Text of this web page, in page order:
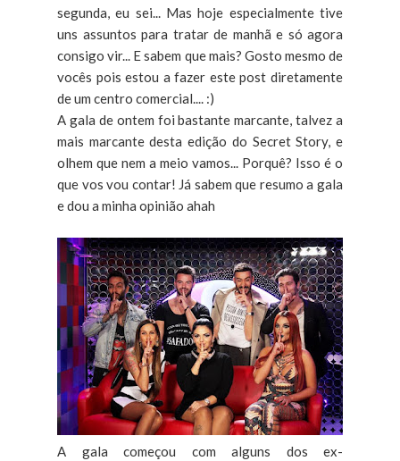
segunda, eu sei... Mas hoje especialmente tive
uns assuntos para tratar de manhã e só agora
consigo vir... E sabem que mais? Gosto mesmo de
vocês pois estou a fazer este post diretamente
de um centro comercial.... :)
A gala de ontem foi bastante marcante, talvez a
mais marcante desta edição do Secret Story, e
olhem que nem a meio vamos... Porquê? Isso é o
que vos vou contar! Já sabem que resumo a gala
e dou a minha opinião ahah
A gala começou com alguns dos ex-